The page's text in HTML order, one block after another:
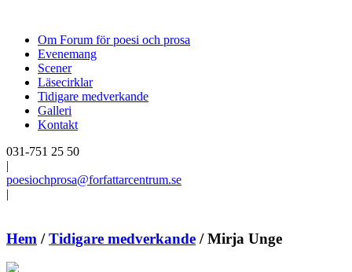
Om Forum för poesi och prosa
Evenemang
Scener
Läsecirklar
Tidigare medverkande
Galleri
Kontakt
031-751 25 50
|
poesiochprosa@forfattarcentrum.se
|
Hem /Tidigare medverkande /Mirja Unge